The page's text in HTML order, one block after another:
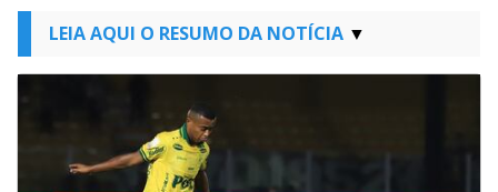
LEIA AQUI O RESUMO DA NOTÍCIA